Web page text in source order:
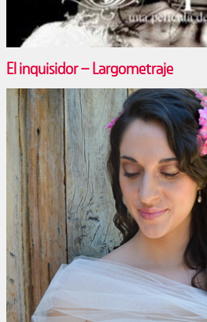
El inquisidor – Largometraje